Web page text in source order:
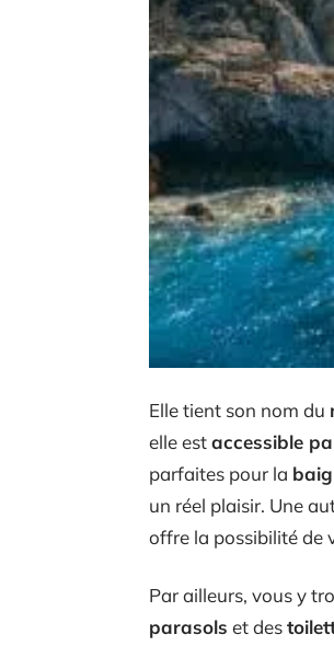
Elle tient son nom du
elle estaccessible
parfaites pour la
un réel plaisir. Une
offre la possibilité de
Par ailleurs, vous y
parasols et des